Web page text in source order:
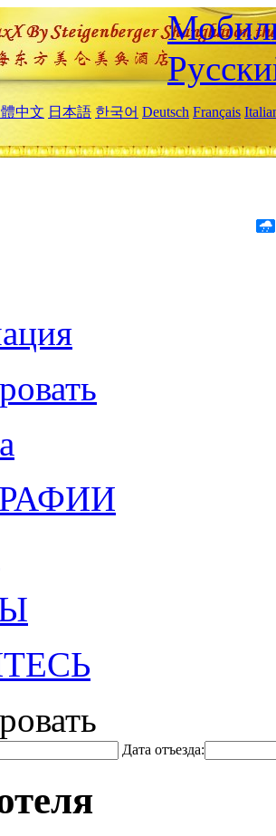
中文 日本語 한국어 Deutsch Français
Дата отъезда: